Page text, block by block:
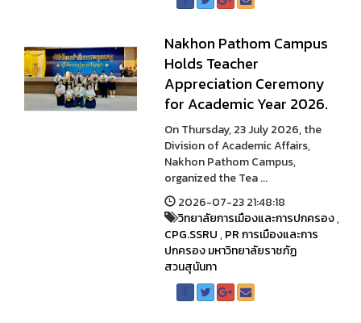
Nakhon Pathom Campus
Holds Teacher
Appreciation Ceremony
for Academic Year 2026.
On Thursday, 23 July 2026, the
Division of Academic Affairs,
Nakhon Pathom Campus,
organized the Tea ...
2026-07-23 21:48:18
วิทยาลัยการเมืองและการปกครอง,
CPG.SSRU,PR การเมืองและการ
ปกครอง มหาวิทยาลัยราชภัฏ
สวนสุนันทา